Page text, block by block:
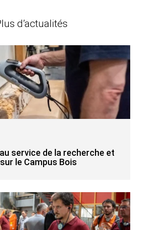
d’actualités
service de la recherche et
le Campus Bois